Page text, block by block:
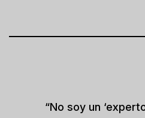
“No soy un